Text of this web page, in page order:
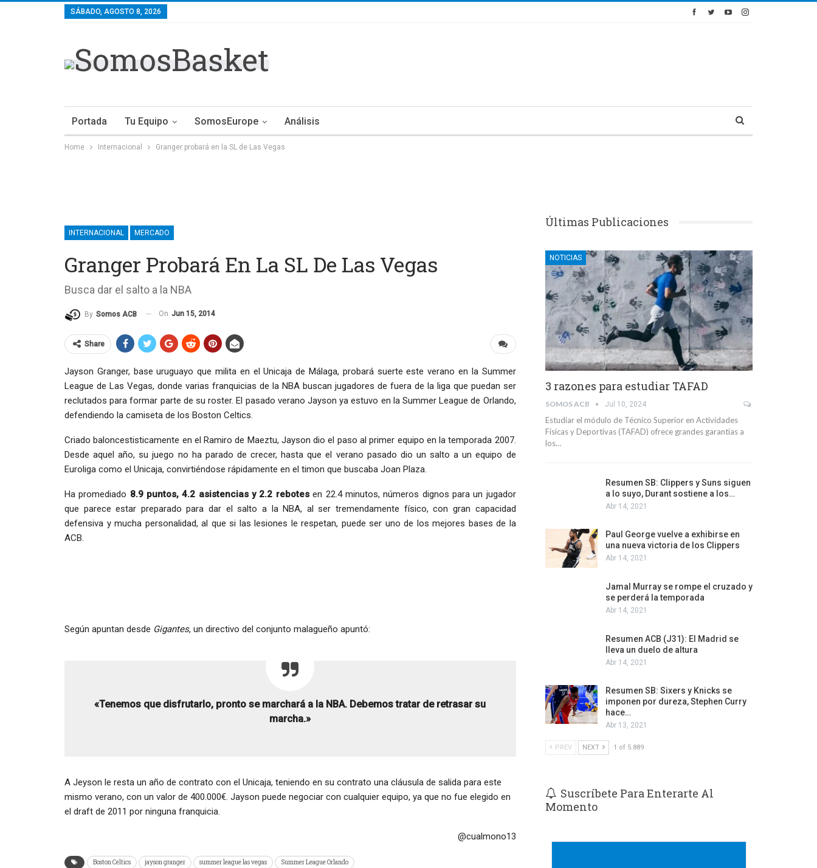
SÁBADO, AGOSTO 8, 2026
Portada Tu Equipo SomosEurope Análisis
Home Internacional Granger probará en la SL de Las Vegas
INTERNACIONAL MERCADO
Granger Probará En La SL De Las Vegas
Busca dar el salto a la NBA
By Somos ACB On Jun 15, 2014
Share
Jayson Granger, base uruguayo que milita en el Unicaja de Málaga, probará suerte este verano en la Summer
League de Las Vegas, donde varias franquicias de la NBA buscan jugadores de fuera de la liga que puedan ser
reclutados para formar parte de su roster. El pasado verano Jayson ya estuvo en la Summer League de Orlando,
defendiendo la camiseta de los Boston Celtics.
Criado baloncestisticamente en el Ramiro de Maeztu, Jayson dio el paso al primer equipo en la temporada 2007.
Desde aquel año, su juego no ha parado de crecer, hasta que el verano pasado dio un salto a un equipo de
Euroliga como el Unicaja, convirtiéndose rápidamente en el timon que buscaba Joan Plaza.
Ha promediado 8.9 puntos, 4.2 asistencias y 2.2 rebotesen 22.4 minutos, números dignos para un jugador
que parece estar preparado para dar el salto a la NBA, al ser tremendamente físico, con gran capacidad
defensiva y mucha personalidad, al que si las lesiones le respetan, puede ser uno de los mejores bases de la
ACB.
Según apuntan desde Gigantes, un directivo del conjunto malagueño apuntó:
«Tenemos que disfrutarlo, pronto se marchará a la NBA. Debemos tratar de retrasar su
marcha.»
A Jeyson le resta un año de contrato con el Unicaja, teniendo en su contrato una cláusula de salida para este
mismo verano, con un valor de 400.000€. Jayson puede negociar con cualquier equipo, ya que no fue elegido en
el draft de 2011 por ninguna franquicia.
@cualmono13
Boston Celtics jayson granger summer league las vegas Summer League Orlando
Últimas Publicaciones
NOTICIAS
3 razones para estudiar TAFAD
SOMOS ACB Jul 10, 2024
Estudiar el módulo de Técnico Superior en Actividades
Físicas y Deportivas (TAFAD) ofrece grandes garantías a
los…
Resumen SB: Clippers y Suns siguen
a lo suyo, Durant sostiene a los…
Abr 14, 2021
Paul George vuelve a exhibirse en
una nueva victoria de los Clippers
Abr 14, 2021
Jamal Murray se rompe el cruzado y
se perderá la temporada
Abr 14, 2021
Resumen ACB (J31): El Madrid se
lleva un duelo de altura
Abr 14, 2021
Resumen SB: Sixers y Knicks se
imponen por dureza, Stephen Curry
hace…
Abr 13, 2021
PREV NEXT 1 of 5.889
Suscríbete Para Enterarte Al
Momento